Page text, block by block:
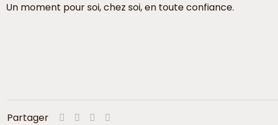
Un moment pour soi, chez soi, en toute confiance.
Partager